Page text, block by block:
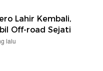
Lahir Kembali,
Off-road Sejati
lalu